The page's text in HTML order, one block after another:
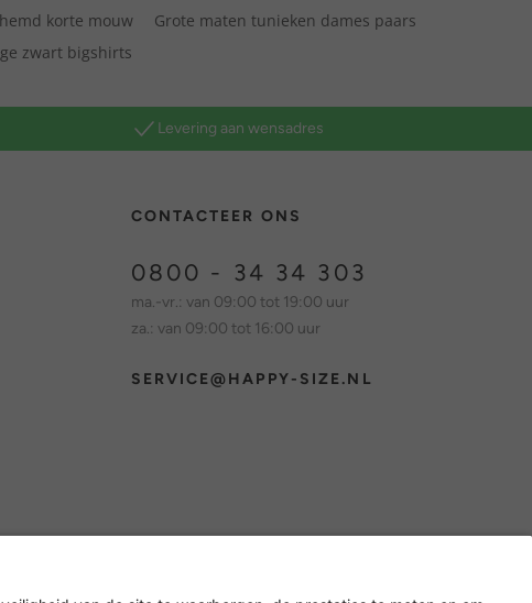
korte mouw
Grote maten tunieken dames paars
zwart bigshirts
Levering aan wensadres
CONTACTEER ONS
0800 - 34 34 303
ma.-vr.: van 09:00 tot 19:00 uur
za.: van 09:00 tot 16:00 uur
SERVICE@HAPPY-SIZE.NL